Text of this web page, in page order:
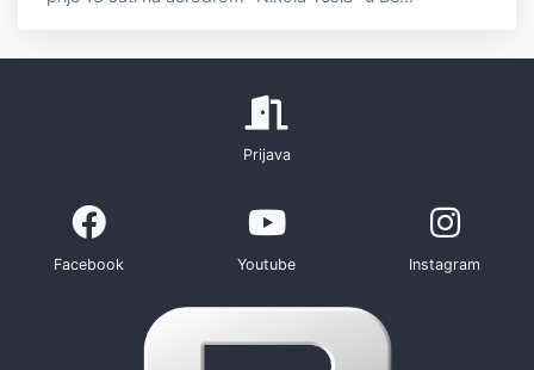
Prijava
Facebook Youtube Instagram